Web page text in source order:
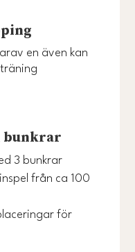
en även kan
bunkrar
3 bunkrar
från ca 100
för